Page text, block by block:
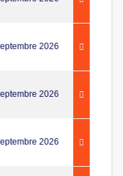
2026
2026
2026